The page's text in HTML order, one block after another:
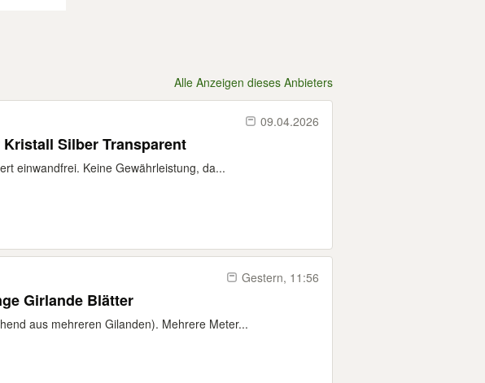
Alle Anzeigen dieses Anbieters
09.04.2026
Silber Transparent
einwandfrei. Keine Gewährleistung, da...
Gestern, 11:56
Girlande Blätter
aus mehreren Gilanden). Mehrere Meter...